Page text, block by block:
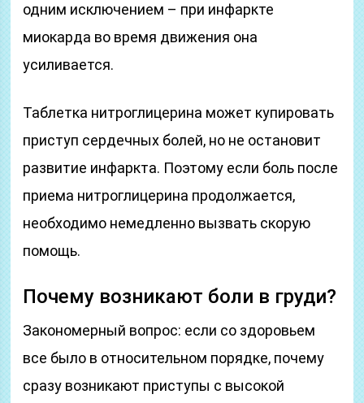
одним исключением – при инфаркте
миокарда во время движения она
усиливается.
Таблетка нитроглицерина может купировать
приступ сердечных болей, но не остановит
развитие инфаркта. Поэтому если боль после
приема нитроглицерина продолжается,
необходимо немедленно вызвать скорую
помощь.
Почему возникают боли в груди?
Закономерный вопрос: если со здоровьем
все было в относительном порядке, почему
сразу возникают приступы с высокой